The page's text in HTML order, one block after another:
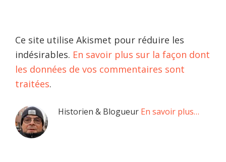
Ce site utilise Akismet pour réduire les
indésirables. En savoir plus sur la façon dont
les données de vos commentaires sont
traitées.
Barre
latérale
Historien & Blogueur En savoir plus…